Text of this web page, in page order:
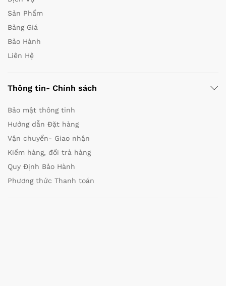
Sản Phẩm
Bảng Giá
Bảo Hành
Liên Hệ
Thông tin- Chính sách
Bảo mật thông tinh
Hướng dẫn Đặt hàng
Vận chuyển- Giao nhận
Kiểm hàng, đổi trả hàng
Quy Định Bảo Hành
Phương thức Thanh toán